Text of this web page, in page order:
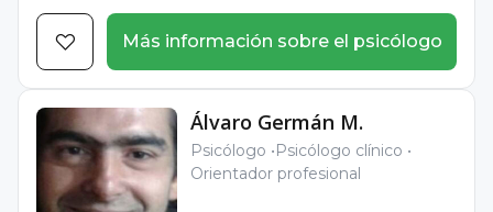
Más información sobre el psicólogo
Álvaro Germán M.
Psicólogo
Psicólogo clínico
Orientador profesional